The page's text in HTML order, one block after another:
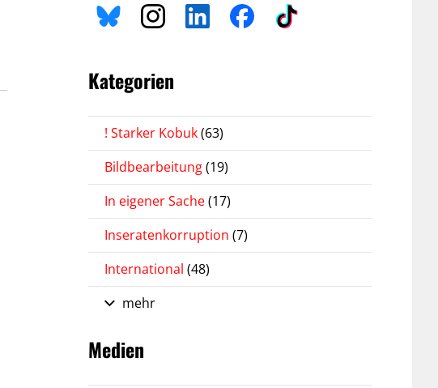
Kategorien
! Starker Kobuk(63)
Bildbearbeitung(19)
In eigener Sache(17)
Inseratenkorruption (7)
International (48)
mehr
Medien